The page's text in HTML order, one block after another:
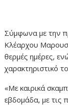
Σύμφωνα με την
Κλέαρχου
θερμές ημέρες,
χαρακτηριστικό
«Με καιρικά
εβδομάδα, με τις